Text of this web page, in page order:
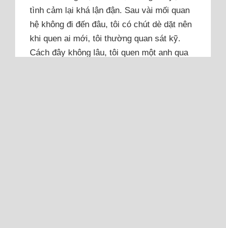
tình cảm lại khá lận đận. Sau vài mối quan
hệ không đi đến đâu, tôi có chút dè dặt nên
khi quen ai mới, tôi thường quan sát kỹ.
Cách đây không lâu, tôi quen một anh qua